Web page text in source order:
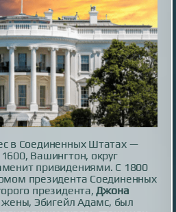
в Соединенных Штатах —
Вашингтон, округ
привидениями. С 1800
президента Соединенных
президента,Джона
жены, Эбигейл Адамс, был